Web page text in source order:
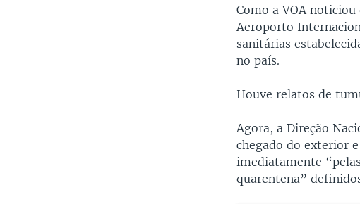
Como a VOA
Aeroporto
sanitárias
no país.
Houve relatos de
Agora, a Direção
chegado do exterior
imediatamente
quarentena”